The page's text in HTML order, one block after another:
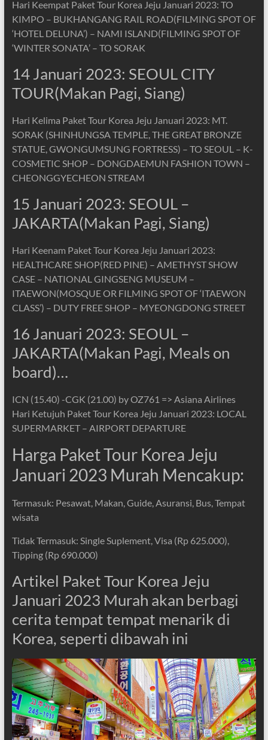
Hari Keempat Paket Tour Korea Jeju Januari 2023: TO
KIMPO – BUKHANGANG RAIL ROAD(FILMING SPOT OF
‘HOTEL DELUNA’) – NAMI ISLAND(FILMING SPOT OF
‘WINTER SONATA’ – TO SORAK
14 Januari 2023: SEOUL CITY
TOUR(Makan Pagi, Siang)
Hari Kelima Paket Tour Korea Jeju Januari 2023: MT.
SORAK (SHINHUNGSA TEMPLE, THE GREAT BRONZE
STATUE, GWONGUMSUNG FORTRESS) – TO SEOUL – K-
COSMETIC SHOP – DONGDAEMUN FASHION TOWN –
CHEONGGYECHEON STREAM
15 Januari 2023: SEOUL –
JAKARTA(Makan Pagi, Siang)
Hari Keenam Paket Tour Korea Jeju Januari 2023:
HEALTHCARE SHOP(RED PINE) – AMETHYST SHOW
CASE – NATIONAL GINGSENG MUSEUM –
ITAEWON(MOSQUE OR FILMING SPOT OF ‘ITAEWON
CLASS’) – DUTY FREE SHOP – MYEONGDONG STREET
16 Januari 2023: SEOUL –
JAKARTA(Makan Pagi, Meals on
board)…
ICN (15.40) -CGK (21.00) by OZ761 => Asiana Airlines
Hari Ketujuh Paket Tour Korea Jeju Januari 2023: LOCAL
SUPERMARKET – AIRPORT DEPARTURE
Harga Paket Tour Korea Jeju
Januari 2023 Murah Mencakup:
Termasuk: Pesawat, Makan, Guide, Asuransi, Bus, Tempat
wisata
Tidak Termasuk: Single Suplement, Visa (Rp 625.000),
Tipping (Rp 690.000)
Artikel Paket Tour Korea Jeju
Januari 2023 Murah akan berbagi
cerita tempat tempat menarik di
Korea, seperti dibawah ini